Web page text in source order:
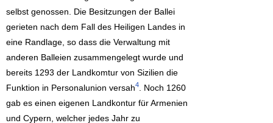
selbst genossen. Die Besitzungen der Ballei
gerieten nach dem Fall des Heiligen Landes in
eine Randlage, so dass die Verwaltung mit
anderen Balleien zusammengelegt wurde und
bereits 1293 der Landkomtur von Sizilien die
Funktion in Personalunion versah4
. Noch 1260
gab es einen eigenen Landkontur für Armenien
und Cypern, welcher jedes Jahr zu